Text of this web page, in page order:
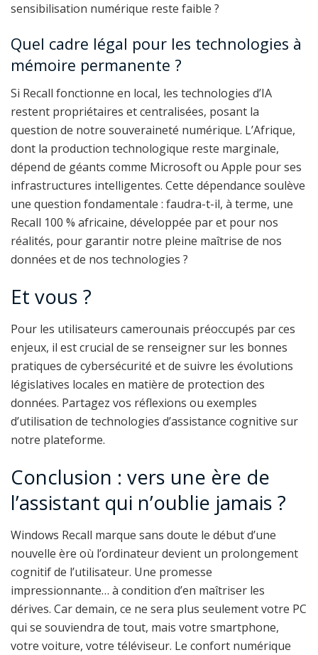
sensibilisation numérique reste faible ?
Quel cadre légal pour les technologies à
mémoire permanente ?
Si Recall fonctionne en local, les technologies d’IA
restent propriétaires et centralisées, posant la
question de notre souveraineté numérique. L’Afrique,
dont la production technologique reste marginale,
dépend de géants comme Microsoft ou Apple pour ses
infrastructures intelligentes. Cette dépendance soulève
une question fondamentale : faudra-t-il, à terme, une
Recall 100 % africaine, développée par et pour nos
réalités, pour garantir notre pleine maîtrise de nos
données et de nos technologies ?
Et vous ?
Pour les utilisateurs camerounais préoccupés par ces
enjeux, il est crucial de se renseigner sur les bonnes
pratiques de cybersécurité et de suivre les évolutions
législatives locales en matière de protection des
données. Partagez vos réflexions ou exemples
d’utilisation de technologies d’assistance cognitive sur
notre plateforme.
Conclusion : vers une ère de
l’assistant qui n’oublie jamais ?
Windows Recall marque sans doute le début d’une
nouvelle ère où l’ordinateur devient un prolongement
cognitif de l’utilisateur. Une promesse
impressionnante… à condition d’en maîtriser les
dérives. Car demain, ce ne sera plus seulement votre PC
qui se souviendra de tout, mais votre smartphone,
votre voiture, votre téléviseur. Le confort numérique